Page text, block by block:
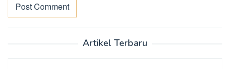
Artikel Terbaru